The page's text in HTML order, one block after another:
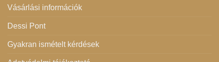
Vásárlási információk
Dessi Pont
Gyakran ismételt kérdések